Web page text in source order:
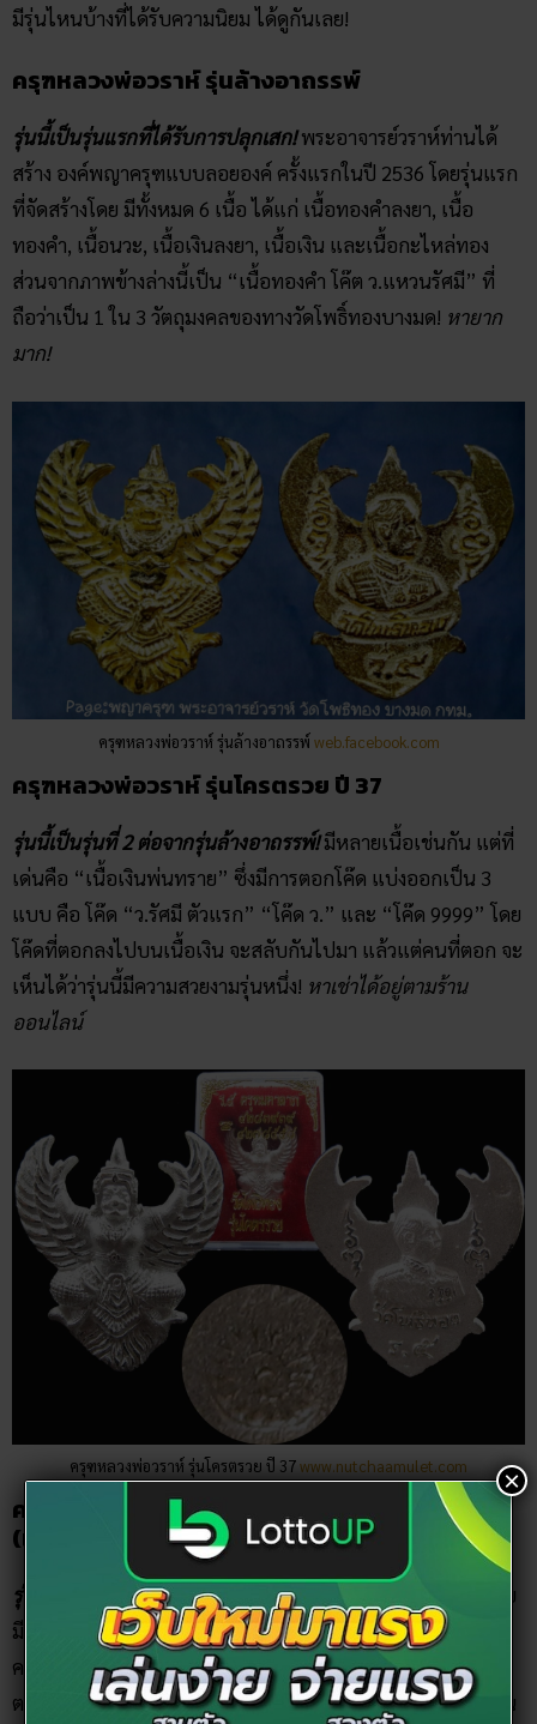
มีรุ่นไหนบ้างที่ได้รับความนิยม ได้ดูกันเลย!
ครุฑหลวงพ่อวราห์ รุ่นล้างอาถรรพ์
รุ่นนี้เป็นรุ่นแรกที่ได้รับการปลุกเสก!พระอาจารย์วราห์ท่านได้
สร้าง องค์พญาครุฑแบบลอยองค์ ครั้งแรกในปี 2536 โดยรุ่นแรก
ที่จัดสร้างโดย มีทั้งหมด 6 เนื้อ ได้แก่ เนื้อทองคำลงยา, เนื้อ
ทองคำ, เนื้อนวะ, เนื้อเงินลงยา, เนื้อเงิน และเนื้อกะไหล่ทอง
ส่วนจากภาพข้างล่างนี้เป็น “เนื้อทองคำ โค๊ต ว.แหวนรัศมี” ที่
ถือว่าเป็น 1 ใน 3 วัตถุมงคลของทางวัดโพธิ์ทองบางมด! หายาก
มาก!
ครุฑหลวงพ่อวราห์ รุ่นล้างอาถรรพ์ web.facebook.com
ครุฑหลวงพ่อวราห์ รุ่นโครตรวย ปี 37
รุ่นนี้เป็นรุ่นที่ 2 ต่อจากรุ่นล้างอาถรรพ์!มีหลายเนื้อเช่นกัน แต่ที่
เด่นคือ “เนื้อเงินพ่นทราย” ซึ่งมีการตอกโค๊ด แบ่งออกเป็น 3
แบบ คือ โค๊ด “ว.รัศมี ตัวแรก” “โค๊ด ว.” และ “โค๊ด 9999” โดย
โค๊ดที่ตอกลงไปบนเนื้อเงิน จะสลับกันไปมา แล้วแต่คนที่ตอก จะ
เห็นได้ว่ารุ่นนี้มีความสวยงามรุ่นหนึ่ง! หาเช่าได้อยู่ตามร้าน
ออนไลน์
ครุฑหลวงพ่อวราห์ รุ่นโครตรวย ปี 37www.nutchaamulet.com
ครุฑหลวงพ่อวราห์ รุ่นมหาบารมีปลดหนี้ ปี 38
(เหรียญอาร์ม)
รุ่นนี้เป็นเหรียญอาร์มสวยงามที่สุด!ถูกจัดสร้างในปี 2538 นี้ โดย
มี 2 รูปแบบ ได้แก่ “แบบเหรียญอาร์ม” และ “แบบองค์พญา
ครุฑ” ซึ่งที่นิยมกว่าคือแบบเหรียญอาร์ม โดยเนื้อทองคำในภาพ
ตอกตัวเลขไม่เกิน 3 หลัก ตอกโค้ต ครุฑ เท่านั้น และยังมีเนื้ออื่น
×